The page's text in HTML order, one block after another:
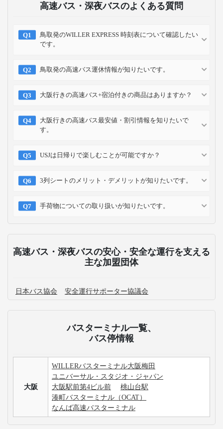
高速バス・深夜バスのよくある質問
鳥取発のWILLER EXPRESS 時刻表について確認したい
です。
鳥取発の高速バス運休情報が知りたいです。
大阪行きの高速バス+宿泊付きの商品はありますか？
大阪行きの高速バス最安値・割引情報を知りたいで
す。
USJは日帰りで楽しむことが可能ですか？
3列シートのメリット・デメリットが知りたいです。
手荷物についての取り扱いが知りたいです。
高速バス・深夜バスの安心・安全な運行を支える
主な加盟団体
日本バス協会 安全運行サポーター協議会
バスターミナル一覧、
バス停情報
大阪
WILLERバスターミナル大阪梅田
ユニバーサル・スタジオ・ジャパン
大阪駅前第4ビル前
桃山台駅
湊町バスターミナル（OCAT）
なんば高速バスターミナル